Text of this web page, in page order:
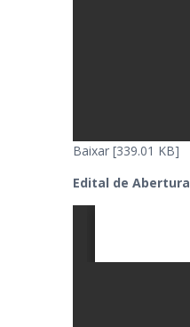
Baixar [339.01 KB]
Edital de Abertura